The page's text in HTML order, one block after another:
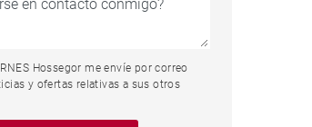
Hossegor me envíe por correo
y ofertas relativas a sus otros